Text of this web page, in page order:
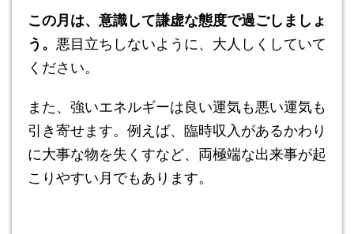
この月は、意識して謙虚な態度で過ごしましょ
う。 悪目立ちしないように、大人しくしていて
ください。
また、強いエネルギーは良い運気も悪い運気も
引き寄せます。例えば、臨時収入があるかわり
に大事な物を失くすなど、両極端な出来事が起
こりやすい月でもあります。